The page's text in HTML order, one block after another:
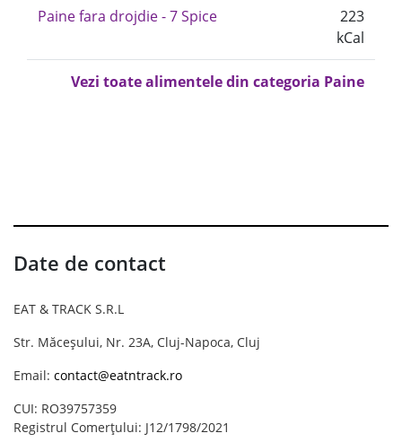
Paine fara drojdie - 7 Spice
223
kCal
Vezi toate alimentele din categoria Paine
Date de contact
EAT & TRACK S.R.L
Str. Măceșului, Nr. 23A, Cluj-Napoca, Cluj
Email: contact@eatntrack.ro
CUI: RO39757359
Registrul Comerțului: J12/1798/2021